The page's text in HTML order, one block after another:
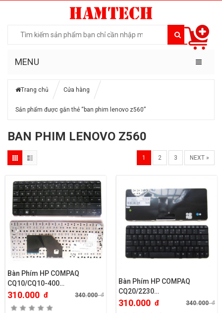
MENU
Trang chủ Cửa hàng
Sản phẩm được gắn thẻ “ban phim lenovo z560”
BAN PHIM LENOVO Z560
1 2 3 NEXT »
Bàn Phím HP COMPAQ
CQ10/CQ10-400…
310.000 đ 340.000đ
Bàn Phím HP COMPAQ
CQ20/2230…
310.000 đ 340.000đ